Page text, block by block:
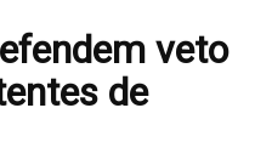
veto
de